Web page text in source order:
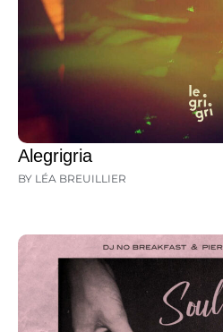
Alegrigria
BY LÉA BREUILLIER